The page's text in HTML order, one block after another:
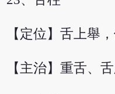
【定位】舌上舉
【主治】重舌、